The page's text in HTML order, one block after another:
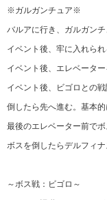
※ガルガンチュア※
バルアに行き、ガルガンチ
イベント後、牢に入れられ
イベント後、エレベータ
イベント後、ビゴロとの戦
倒したら先へ進む。基本
最後のエレベーター前でボ
ボスを倒したらデルフィナ
～ボス戦：ビゴロ～